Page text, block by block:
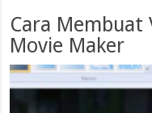
Cara Membuat
Movie Maker